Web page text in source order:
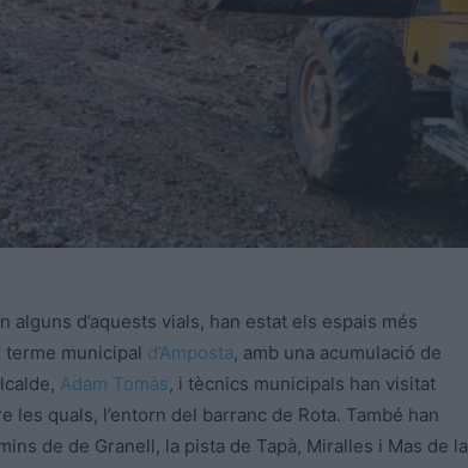
d’aquests vials, han estat els espais més
terme municipal d’Amposta, amb una acumulació de
Adam Tomàs, i tècnics municipals han visitat
quals, l’entorn del barranc de Rota. També han
de de Granell, la pista de Tapà, Miralles i Mas de la